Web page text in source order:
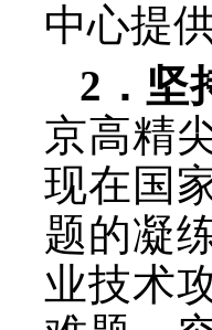
中心提
2．坚
京高精
现在国
题的凝
业技术